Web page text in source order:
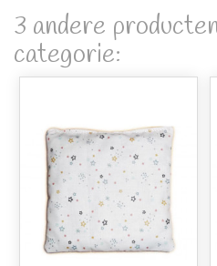
3 andere
categorie: